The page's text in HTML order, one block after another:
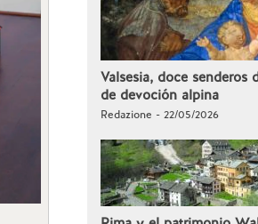
Valsesia, doce senderos
de devoción alpina
Redazione - 22/05/2026